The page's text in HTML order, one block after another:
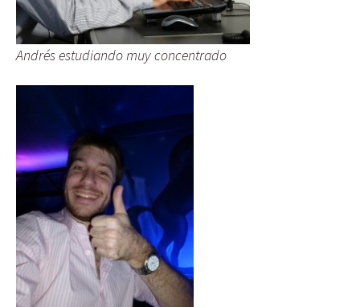
Andrés estudiando muy concentrado